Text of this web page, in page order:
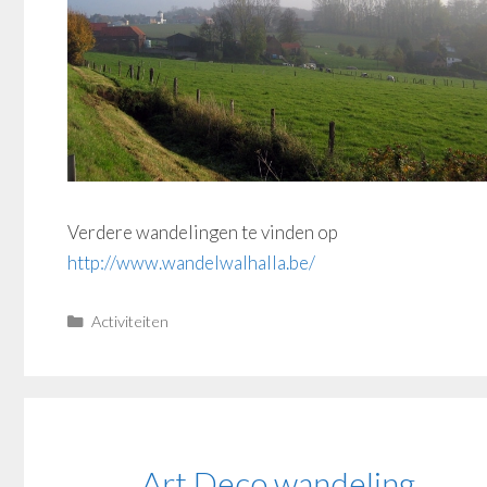
Verdere wandelingen te vinden op
http://www.wandelwalhalla.be/
Categorieën
Activiteiten